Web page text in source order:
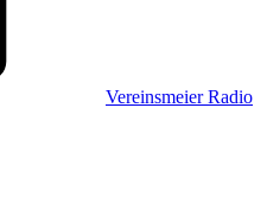
Vereinsmeier Radio